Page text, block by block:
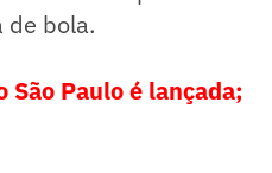
de bola.
Paulo é lançada;